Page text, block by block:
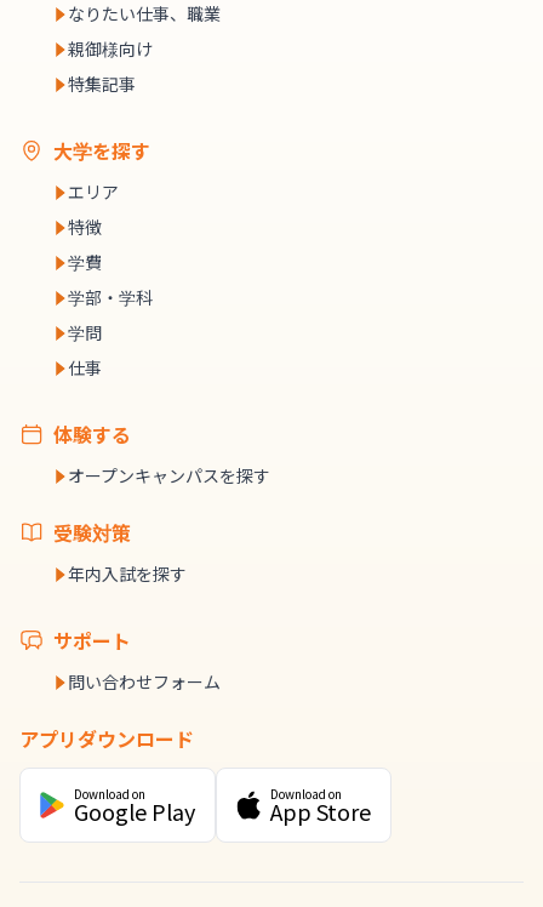
なりたい仕事、職業
親御様向け
特集記事
大学を探す
エリア
特徴
学費
学部・学科
学問
仕事
体験する
オープンキャンパスを探す
受験対策
年内入試を探す
サポート
問い合わせフォーム
アプリダウンロード
Download on
Google Play
Download on
App Store